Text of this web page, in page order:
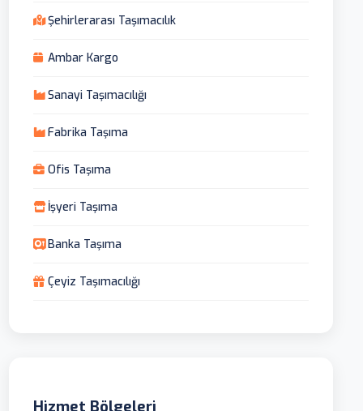
Şehirlerarası Taşımacılık
Ambar Kargo
Sanayi Taşımacılığı
Fabrika Taşıma
Ofis Taşıma
İşyeri Taşıma
Banka Taşıma
Çeyiz Taşımacılığı
Hizmet Bölgeleri